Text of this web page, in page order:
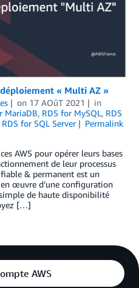
« Multi AZ »
on 17 AOûT 2021
in
MariaDB, RDS for MySQL, RDS
RDS for SQL Server
Permalink
AWS pour opérer leurs bases
de leur processus
fiable & permanent est un
œuvre d’une configuration
de haute disponibilité
[…]
AWS